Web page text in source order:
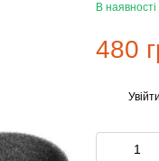
В наявності
480
Увійти